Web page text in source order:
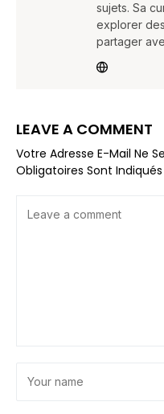
sujets. Sa
explorer
partager
LEAVE A COMMENT
Votre Adresse E-Mail Ne
Obligatoires Sont